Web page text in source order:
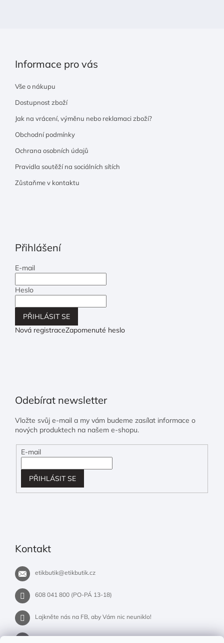
Informace pro vás
Vše o nákupu
Dostupnost zboží
Jak na vrácení, výměnu nebo reklamaci zboží?
Obchodní podmínky
Ochrana osobních údajů
Pravidla soutěží na sociálních sítích
Zůstaňme v kontaktu
Přihlášení
E-mail
Heslo
PŘIHLÁSIT SE
Nová registraceZapomenuté heslo
Odebírat newsletter
Vložte svůj e-mail a my vám budeme zasílat informace o
nových produktech na našem e-shopu.
E-mail
PŘIHLÁSIT SE
Kontakt
etikbutik@etikbutik.cz
608 041 800 (PO-PÁ 13-18)
Lajkněte nás na FB, aby Vám nic neuniklo!